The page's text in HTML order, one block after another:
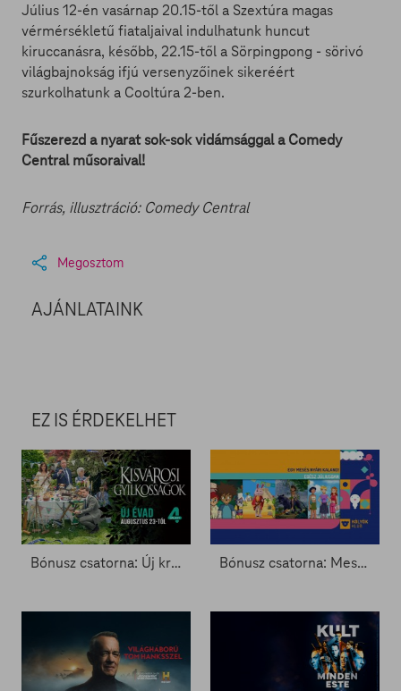
Július 12-én vasárnap 20.15-től a Szextúra magas
vérmérsékletű fiataljaival indulhatunk huncut
kiruccanásra, később, 22.15-től a Sörpingpong - sörivó
világbajnokság ifjú versenyzőinek sikeréért
szurkolhatunk a Cooltúra 2-ben.
Fűszerezd a nyarat sok-sok vidámsággal a Comedy
Central műsoraival!
Forrás, illusztráció: Comedy Central
Megosztom
AJÁNLATAINK
EZ IS ÉRDEKELHET
Bónusz csatorna: Új krimi évad a Galaxy4-en Bónusz csatorna: Mesés nyári kalandok a Kölyökklubon